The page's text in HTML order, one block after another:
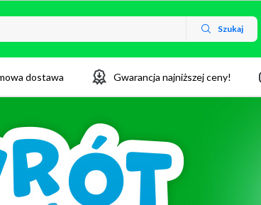
Szukaj
dostawa Gwarancja najniższej ceny!